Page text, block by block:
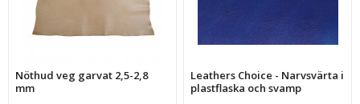
Nöthud veg garvat 2,5-2,8
mm
Leathers Choice - Narvsvärta i
plastflaska och svamp